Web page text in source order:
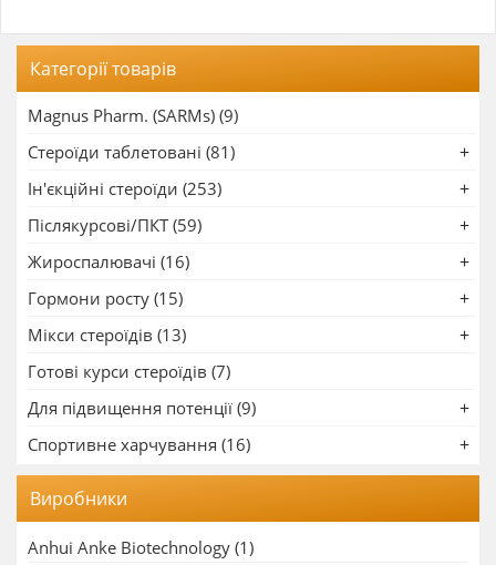
Категорії товарів
Magnus Pharm. (SARMs) (9)
Стероїди таблетовані (81)
Ін'єкційні стероїди (253)
Післякурсові/ПКТ (59)
Жироспалювачі (16)
Гормони росту (15)
Мікси стероїдів (13)
Готові курси стероїдів (7)
Для підвищення потенції (9)
Спортивне харчування (16)
Виробники
Anhui Anke Biotechnology (1)